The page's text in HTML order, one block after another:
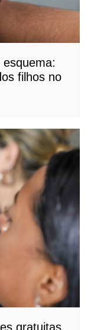
filhos no
gratuitas